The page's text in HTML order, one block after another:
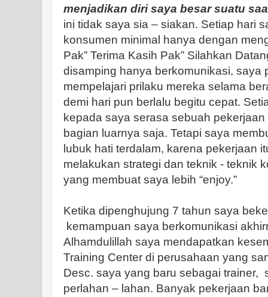
menjadikan diri saya besar suatu
ini tidak saya sia – siakan. Setiap hari
konsumen minimal hanya dengan
Pak” Terima Kasih Pak” Silahkan
disamping hanya berkomunikasi, saya
mempelajari prilaku mereka selama
demi hari pun berlalu begitu cepat.
kepada saya serasa sebuah
bagian luarnya saja. Tetapi saya
lubuk hati terdalam, karena pekerjaan
melakukan strategi dan teknik - teknik
yang membuat saya lebih “enjoy.”
Ketika dipenghujung 7 tahun saya
kemampuan saya berkomunikasi
Alhamdulillah saya mendapatkan
Training Center di perusahaan yang
Desc. saya yang baru sebagai trainer,
perlahan – lahan. Banyak pekerjaan